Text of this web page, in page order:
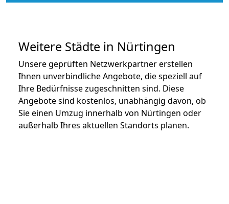
Weitere Städte in Nürtingen
Unsere geprüften Netzwerkpartner erstellen
Ihnen unverbindliche Angebote, die speziell auf
Ihre Bedürfnisse zugeschnitten sind. Diese
Angebote sind kostenlos, unabhängig davon, ob
Sie einen Umzug innerhalb von Nürtingen oder
außerhalb Ihres aktuellen Standorts planen.